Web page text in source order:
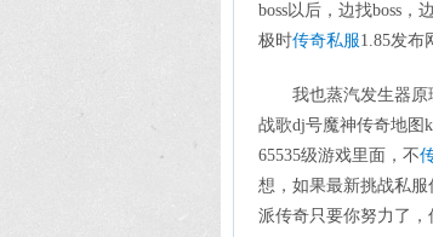
boss以后，边找boss
极时传奇私服1.85发布
我也蒸汽发生器原
战歌dj号魔神传奇地图
65535级游戏里面，不
想，如果最新挑战私
派传奇只要你努力了，